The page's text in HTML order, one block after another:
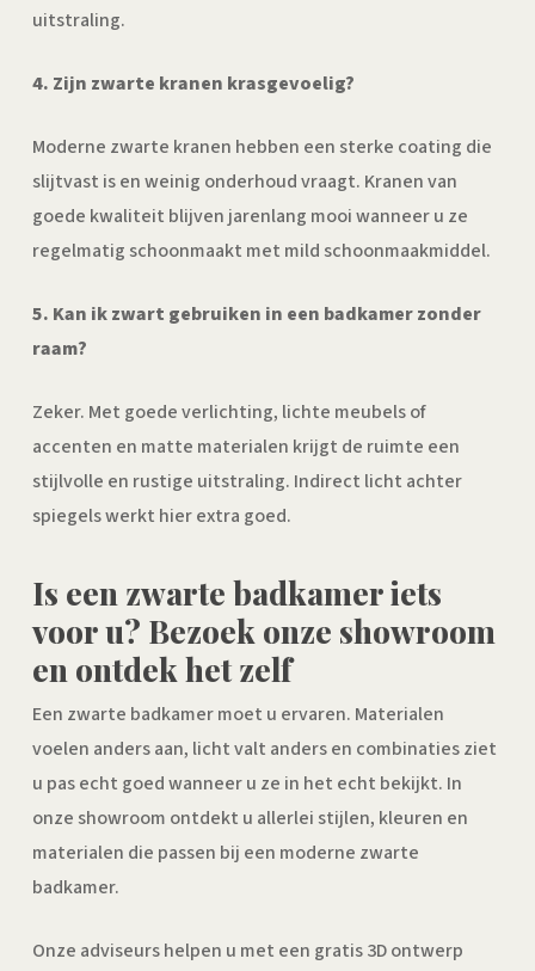
uitstraling.
4. Zijn zwarte kranen krasgevoelig?
Moderne zwarte kranen hebben een sterke coating die
slijtvast is en weinig onderhoud vraagt. Kranen van
goede kwaliteit blijven jarenlang mooi wanneer u ze
regelmatig schoonmaakt met mild schoonmaakmiddel.
5. Kan ik zwart gebruiken in een badkamer zonder
raam?
Zeker. Met goede verlichting, lichte meubels of
accenten en matte materialen krijgt de ruimte een
stijlvolle en rustige uitstraling. Indirect licht achter
spiegels werkt hier extra goed.
Is een zwarte badkamer iets
voor u? Bezoek onze showroom
en ontdek het zelf
Een zwarte badkamer moet u ervaren. Materialen
voelen anders aan, licht valt anders en combinaties ziet
u pas echt goed wanneer u ze in het echt bekijkt. In
onze showroom ontdekt u allerlei stijlen, kleuren en
materialen die passen bij een moderne zwarte
badkamer.
Onze adviseurs helpen u met een gratis 3D ontwerp